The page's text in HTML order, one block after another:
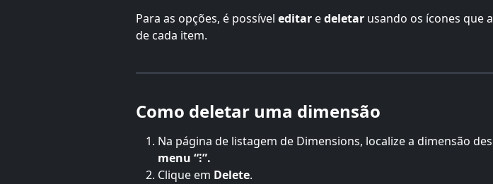
Para as opções, é possível editar e deletar usando os ícones que
de cada item.
Como deletar uma dimensão
Na página de listagem de Dimensions, localize a dimensão
menu “⁝”.
Clique em Delete.